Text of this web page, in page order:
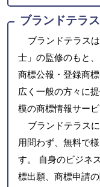
ブランドテラ
ブランドテラス
士」の監修のもと
商標公報・登録商
広く一般の方々に
模の商標情報サービ
ブランドテラス
用問わず、無料で
す。 自身のビジネ
標出願、商標申請